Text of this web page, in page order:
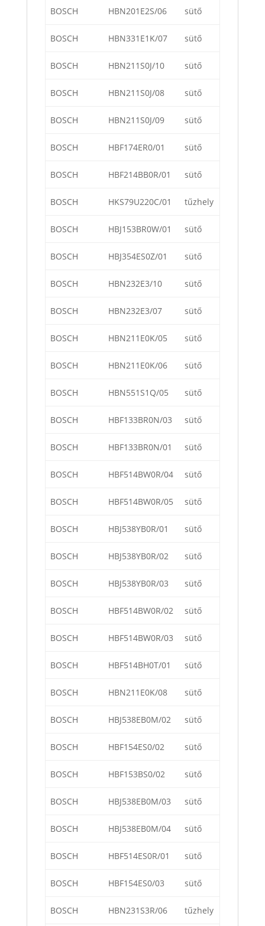
BOSCH HBN201E2S/06 sütő
BOSCH HBN331E1K/07 sütő
BOSCH HBN211S0J/10 sütő
BOSCH HBN211S0J/08 sütő
BOSCH HBN211S0J/09 sütő
BOSCH HBF174ER0/01 sütő
BOSCH HBF214BB0R/01 sütő
BOSCH HKS79U220C/01 tűzhely
BOSCH HBJ153BR0W/01 sütő
BOSCH HBJ354ES0Z/01 sütő
BOSCH HBN232E3/10 sütő
BOSCH HBN232E3/07 sütő
BOSCH HBN211E0K/05 sütő
BOSCH HBN211E0K/06 sütő
BOSCH HBN551S1Q/05 sütő
BOSCH HBF133BR0N/03 sütő
BOSCH HBF133BR0N/01 sütő
BOSCH HBF514BW0R/04 sütő
BOSCH HBF514BW0R/05 sütő
BOSCH HBJ538YB0R/01 sütő
BOSCH HBJ538YB0R/02 sütő
BOSCH HBJ538YB0R/03 sütő
BOSCH HBF514BW0R/02 sütő
BOSCH HBF514BW0R/03 sütő
BOSCH HBF514BH0T/01 sütő
BOSCH HBN211E0K/08 sütő
BOSCH HBJ538EB0M/02 sütő
BOSCH HBF154ES0/02 sütő
BOSCH HBF153BS0/02 sütő
BOSCH HBJ538EB0M/03 sütő
BOSCH HBJ538EB0M/04 sütő
BOSCH HBF514ES0R/01 sütő
BOSCH HBF154ES0/03 sütő
BOSCH HBN231S3R/06 tűzhely